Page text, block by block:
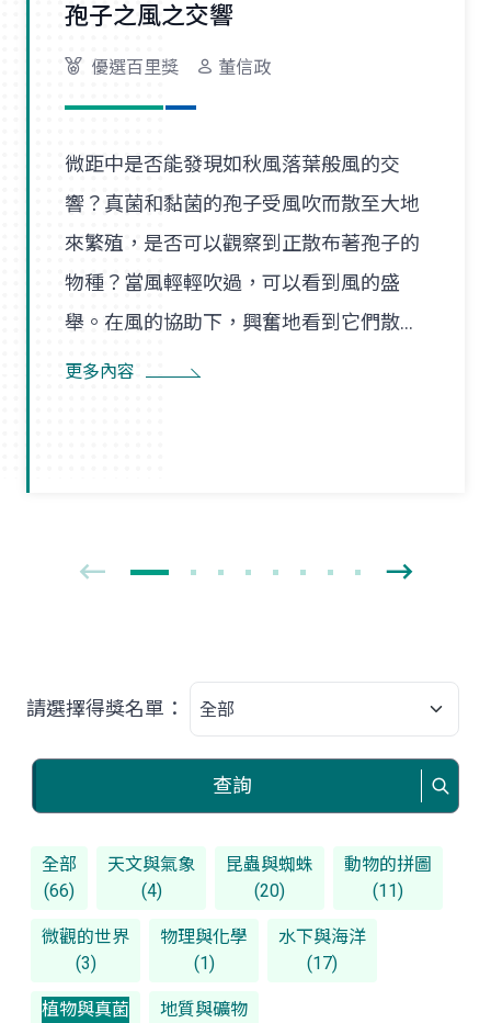
孢子之風之交響
優選百里獎 董信政
微距中是否能發現如秋風落葉般風的交
響？真菌和黏菌的孢子受風吹而散至大地
來繁殖，是否可以觀察到正散布著孢子的
物種？當風輕輕吹過，可以看到風的盛
舉。在風的協助下，興奮地看到它們散播
孢子的盛況，在精彩過程中也看到了風的
更多內容
請選擇得獎名單：
查詢
全部
(66)
天文與氣象
(4)
昆蟲與蜘蛛
(20)
動物的拼圖
(11)
微觀的世界
(3)
物理與化學
(1)
水下與海洋
(17)
植物與真菌
地質與礦物